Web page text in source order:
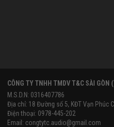
CÔNG TY TNHH TMDV T&C SÀI
M.S.D.N: 0316407786
Địa chỉ: 18 Đường số 5, KĐT Vạn Phúc
Điện thoại: 0978-445-202
Email: congtytc.audio@gmail.com